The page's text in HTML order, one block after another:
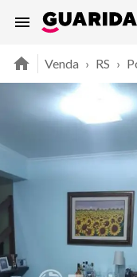
Venda › RS ›